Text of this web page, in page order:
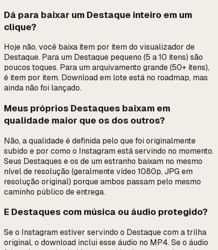
Dá para baixar um Destaque inteiro em um
clique?
Hoje não, você baixa item por item do visualizador de
Destaque. Para um Destaque pequeno (5 a 10 itens) são
poucos toques. Para um arquivamento grande (50+ itens),
é item por item. Download em lote está no roadmap, mas
ainda não foi lançado.
Meus próprios Destaques baixam em
qualidade maior que os dos outros?
Não, a qualidade é definida pelo que foi originalmente
subido e por como o Instagram está servindo no momento.
Seus Destaques e os de um estranho baixam no mesmo
nível de resolução (geralmente vídeo 1080p, JPG em
resolução original) porque ambos passam pelo mesmo
caminho público de entrega.
E Destaques com música ou áudio protegido?
Se o Instagram estiver servindo o Destaque com a trilha
original, o download inclui esse áudio no MP4. Se o áudio